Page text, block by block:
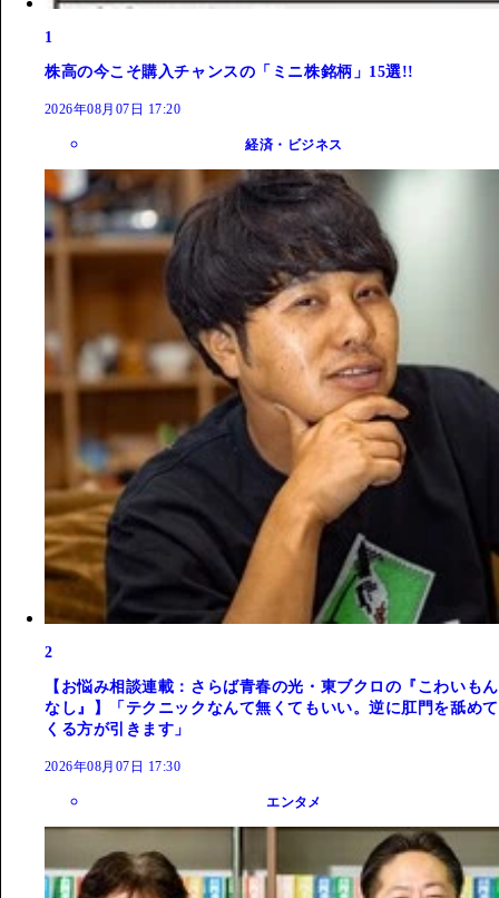
1
株高の今こそ購入チャンスの「ミニ株銘柄」15選!!
2026年08月07日 17:20
経済・ビジネス
2
【お悩み相談連載：さらば青春の光・東ブクロの『こわいもん
なし』】「テクニックなんて無くてもいい。逆に肛門を舐めて
くる方が引きます」
2026年08月07日 17:30
エンタメ